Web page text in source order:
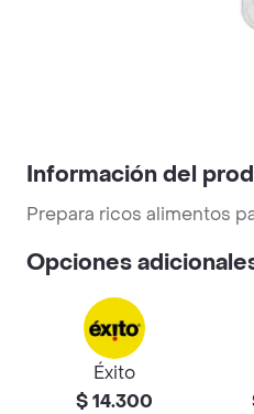
Información del
Prepara ricos alimentos
Opciones
Éxito
$ 14.300